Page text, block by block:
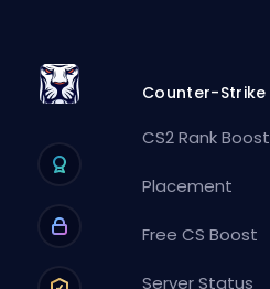
Counter-Strike
CS2 Rank Boost
Placement
Free CS Boost
Server Status